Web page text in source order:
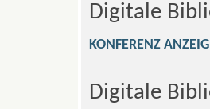
Digitale
KONFERENZ
Digitale